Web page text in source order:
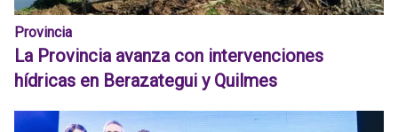
Provincia
La Provincia avanza con intervenciones
hídricas en Berazategui y Quilmes